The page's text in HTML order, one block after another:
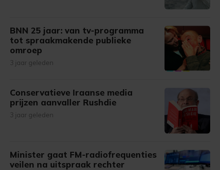
BNN 25 jaar: van tv-programma
tot spraakmakende publieke
omroep
3 jaar geleden
Conservatieve Iraanse media
prijzen aanvaller Rushdie
3 jaar geleden
Minister gaat FM-radiofrequenties
veilen na uitspraak rechter